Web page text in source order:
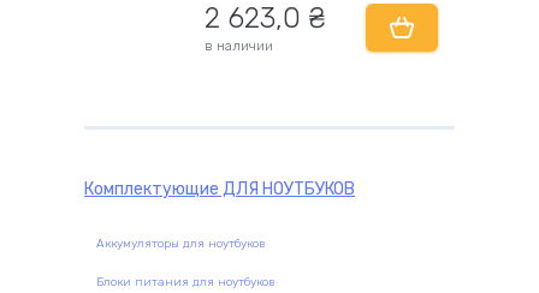
2 623,0 ₴
в наличии
Комплектующие ДЛЯ НОУТБУКОВ
Аккумуляторы для ноутбуков
Блоки питания для ноутбуков